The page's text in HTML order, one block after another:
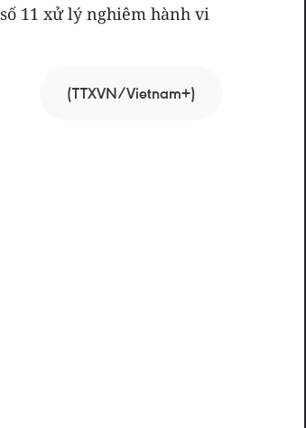
11 xử lý nghiêm hành vi
(TTXVN/Vietnam+)